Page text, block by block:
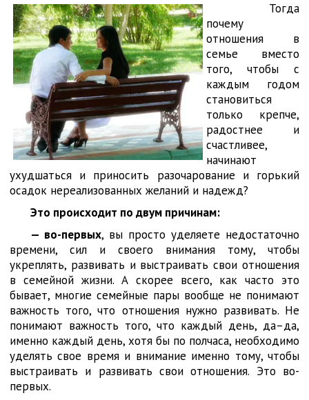
Тогда
почему
отношения в
семье вместо
того, чтобы с
каждым годом
становиться
только крепче,
радостнее и
счастливее,
начинают
ухудшаться и приносить разочарование и горький
осадок нереализованных желаний и надежд?
Это происходит по двум причинам:
— во-первых, вы просто уделяете недостаточно
времени, сил и своего внимания тому, чтобы
укреплять, развивать и выстраивать свои отношения
в семейной жизни. А скорее всего, как часто это
бывает, многие семейные пары вообще не понимают
важность того, что отношения нужно развивать. Не
понимают важность того, что каждый день, да–да,
именно каждый день, хотя бы по полчаса, необходимо
уделять свое время и внимание именно тому, чтобы
выстраивать и развивать свои отношения. Это во-
первых.